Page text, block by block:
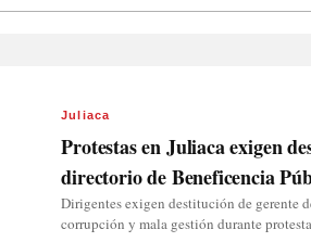
Juliaca
Protestas en Juliaca exigen
directorio de Beneficencia
Dirigentes exigen destitución de gerente
corrupción y mala gestión durante